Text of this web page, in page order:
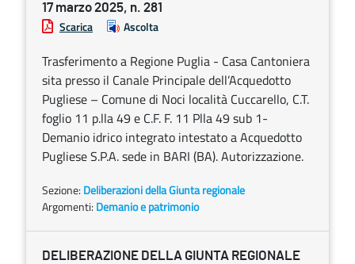
17 marzo 2025, n. 281
Scarica Ascolta
Trasferimento a Regione Puglia - Casa Cantoniera
sita presso il Canale Principale dell’Acquedotto
Pugliese – Comune di Noci località Cuccarello, C.T.
foglio 11 p.lla 49 e C.F. F. 11 Plla 49 sub 1-
Demanio idrico integrato intestato a Acquedotto
Pugliese S.P.A. sede in BARI (BA). Autorizzazione.
Sezione: Deliberazioni della Giunta regionale
Argomenti: Demanio e patrimonio
DELIBERAZIONE DELLA GIUNTA REGIONALE